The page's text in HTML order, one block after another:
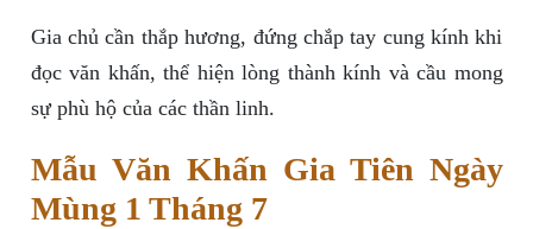
Gia chủ cần thắp hương, đứng chắp tay cung kính khi
đọc văn khấn, thể hiện lòng thành kính và cầu mong
sự phù hộ của các thần linh.
Mẫu Văn Khấn Gia Tiên Ngày
Mùng 1 Tháng 7